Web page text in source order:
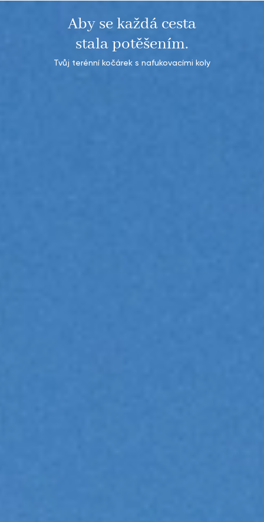
Aby se každá cesta
stala potěšením.
Tvůj terénní kočárek s nafukovacími koly